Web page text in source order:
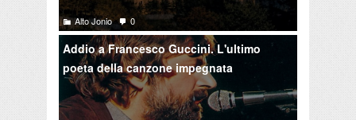
Alto Jonio 0
Addio a Francesco Guccini. L'ultimo
poeta della canzone impegnata